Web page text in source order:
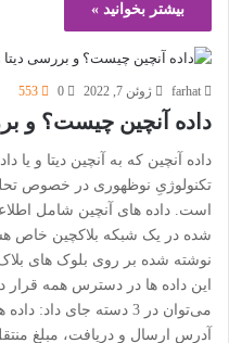
بیشتر بخوانید »
farhat ژوئن 7, 2022 0
553
داده آنچین چیست؟ و
داده آنچین که به آنچین دیتا و
تکنولوژیِ نوظهوری در خصوص
است. داده های آنچین شامل
شده در یک شبکه بلاکچین خاص
نوشته شده بر روی بلوک های
این داده ها در دسترس همه قرار
می‌توان در 3 دسته جای
آدرس ارسال و دریافت، مبلغ